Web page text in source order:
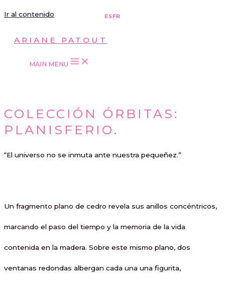
ESFR
Ir al contenido
ARIANE PATOUT
MAIN MENU
COLECCIÓN ÓRBITAS:
PLANISFERIO.
“El universo no se inmuta ante nuestra pequeñez.”
Un fragmento plano de cedro revela sus anillos concéntricos,
marcando el paso del tiempo y la memoria de la vida
contenida en la madera. Sobre este mismo plano, dos
ventanas redondas albergan cada una una figurita,